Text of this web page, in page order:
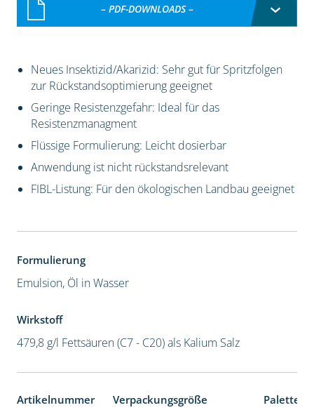
– PDF-DOWNLOADS –
Neues Insektizid/Akarizid: Sehr gut für Spritzfolgen
zur Rückstandsoptimierung geeignet
Geringe Resistenzgefahr: Ideal für das
Resistenzmanagment
Flüssige Formulierung: Leicht dosierbar
Anwendung ist nicht rückstandsrelevant
FIBL-Listung: Für den ökologischen Landbau geeignet
Formulierung
Emulsion, Öl in Wasser
Wirkstoff
479,8 g/l Fettsäuren (C7 - C20) als Kalium Salz
Artikelnummer Verpackungsgröße